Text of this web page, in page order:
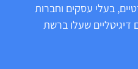
בעלי עסקים וחברות
דיגיטליים שעלו ברשת